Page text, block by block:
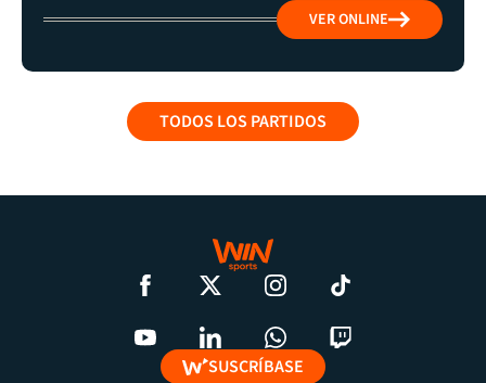
VER ONLINE
TODOS LOS PARTIDOS
SUSCRÍBASE